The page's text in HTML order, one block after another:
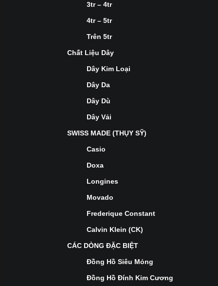
3tr – 4tr
4tr – 5tr
Trên 5tr
Chất Liệu Dây
Dây Kim Loại
Dây Da
Dây Dù
Dây Vải
SWISS MADE (THỤY SỸ)
Casio
Doxa
Longines
Movado
Frederique Constant
Calvin Klein (CK)
CÁC DÒNG ĐẶC BIỆT
Đồng Hồ Siêu Mỏng
Đồng Hồ Đính Kim Cương